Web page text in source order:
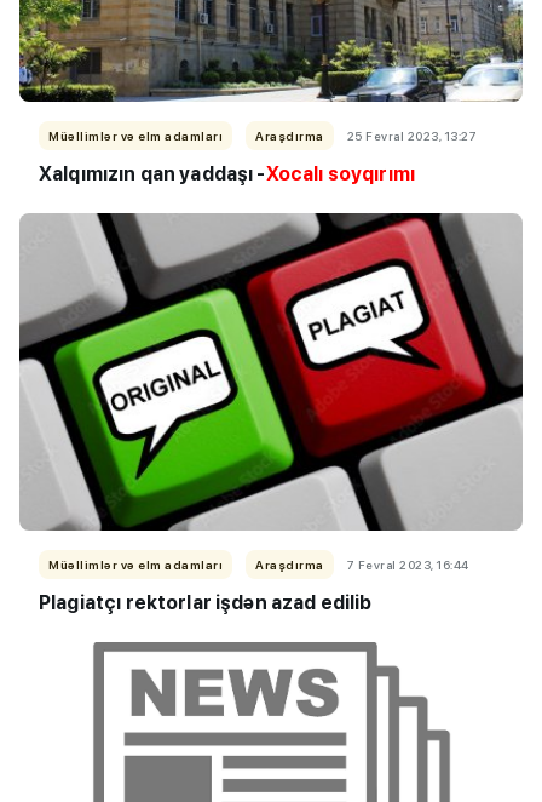
Müəllimlər və elm adamları Araşdırma 25 Fevral 2023, 13:27
Xalqımızın qan yaddaşı -Xocalı soyqırımı
Müəllimlər və elm adamları Araşdırma 7 Fevral 2023, 16:44
Plagiatçı rektorlar işdən azad edilib